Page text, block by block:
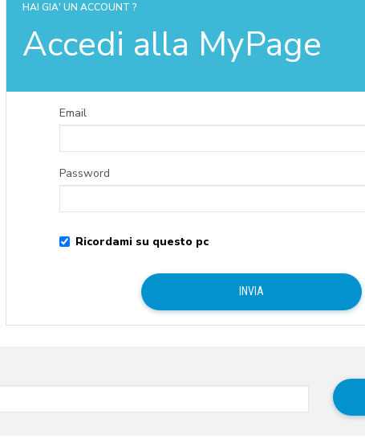
HAI GIA' UN ACCOUNT ?
Accedi alla MyPage
Email
Password
Ricordami su questo pc